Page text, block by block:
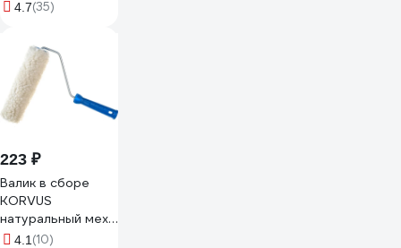
4.7(35)
223 ₽
Валик в сборе
KORVUS
натуральный мех,
250 мм 0306240
4.1 (10)